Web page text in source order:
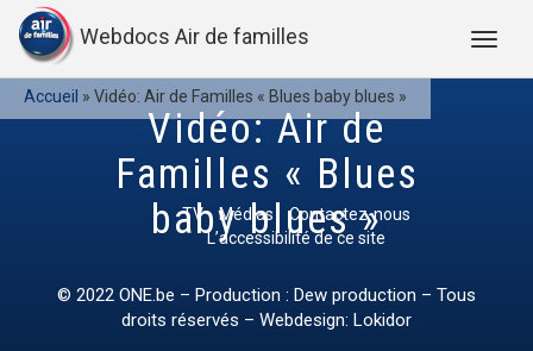
Webdocs Air de familles
Accueil » Vidéo: Air de Familles « Blues baby blues »
Vidéo: Air de
Familles « Blues
baby blues »
TV Médias
Contactez-nous
L’accessibilité de ce site
© 2022 ONE.be – Production : Dew production – Tous
droits réservés – Webdesign: Lokidor